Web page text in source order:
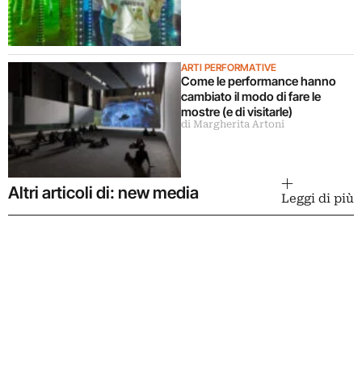
ARTI PERFORMATIVE
Come le performance hanno
cambiato il modo di fare le
mostre (e di visitarle)
di Margherita Artoni
Altri articoli di: new media Leggi di più